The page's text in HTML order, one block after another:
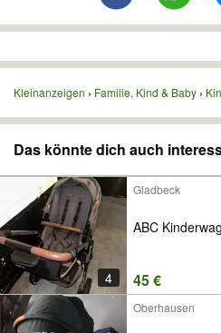
Kleinanzeigen Familie, Kind & Baby
Das könnte dich auch
4
Gladbeck
ABC
45 €
Oberhausen